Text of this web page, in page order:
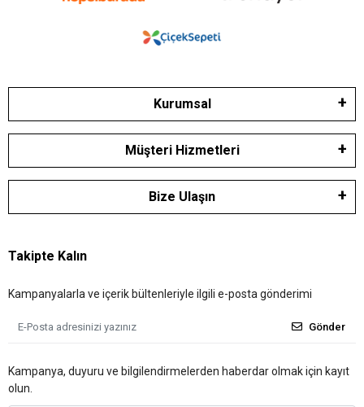
Kurumsal
Müşteri Hizmetleri
Bize Ulaşın
Takipte Kalın
Kampanyalarla ve içerik bültenleriyle ilgili e-posta gönderimi
Gönder
Kampanya, duyuru ve bilgilendirmelerden haberdar olmak için kayıt
olun.